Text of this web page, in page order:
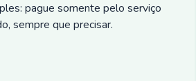
pague somente pelo serviço
sempre que precisar.